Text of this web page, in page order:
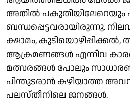
അതിൽ
ബന്ധപ്പെട്ടവരായിരുന്നു.
ക്ഷാമം, കുടിയൊഴിപ്പിക്കൽ,
ആക്രമണങ്ങൾ എന്നിവ
മത്സരങ്ങൾ പോലും
പിന്തുടരാൻ കഴിയാത്ത
പലസ്തീനിലെ ജനങ്ങൾ.